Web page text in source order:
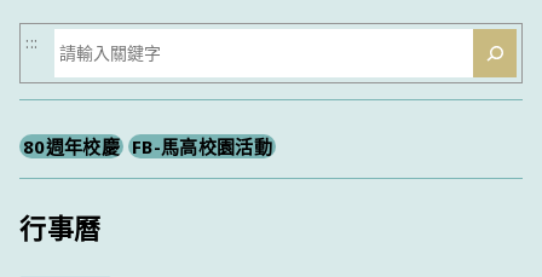
搜
尋
:::
80週年校慶 FB-馬高校園活動
行事曆